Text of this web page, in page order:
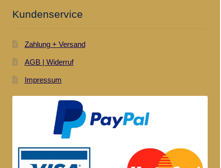
Kundenservice
Zahlung + Versand
AGB | Widerruf
Impressum